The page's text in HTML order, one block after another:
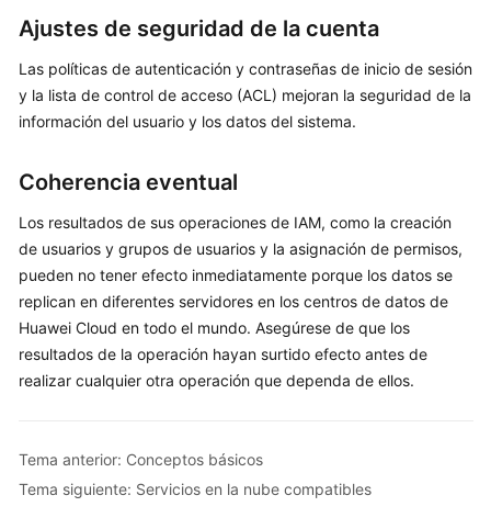
Documents
Ajustes de seguridad de la cuenta
Las políticas de autenticación y contraseñas de inicio de sesión
y la lista de control de acceso (ACL) mejoran la seguridad de la
información del usuario y los datos del sistema.
Coherencia eventual
Los resultados de sus operaciones de IAM, como la creación
de usuarios y grupos de usuarios y la asignación de permisos,
pueden no tener efecto inmediatamente porque los datos se
replican en diferentes servidores en los centros de datos de
Huawei Cloud en todo el mundo. Asegúrese de que los
resultados de la operación hayan surtido efecto antes de
realizar cualquier otra operación que dependa de ellos.
Tema anterior: Conceptos básicos
Tema siguiente: Servicios en la nube compatibles